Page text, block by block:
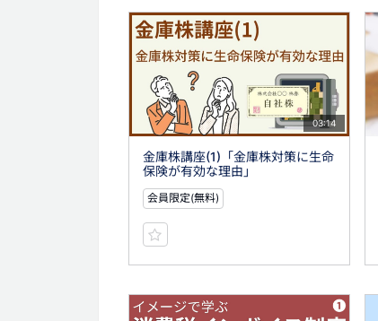
03:14
金庫株講座(1)「金庫株対策に生命
保険が有効な理由」
会員限定(無料)